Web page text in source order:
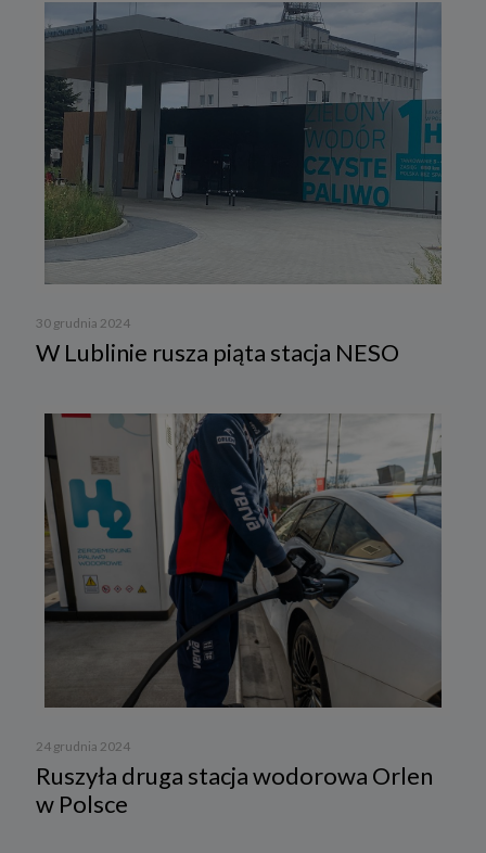
30 grudnia 2024
W Lublinie rusza piąta stacja NESO
24 grudnia 2024
Ruszyła druga stacja wodorowa Orlen
w Polsce